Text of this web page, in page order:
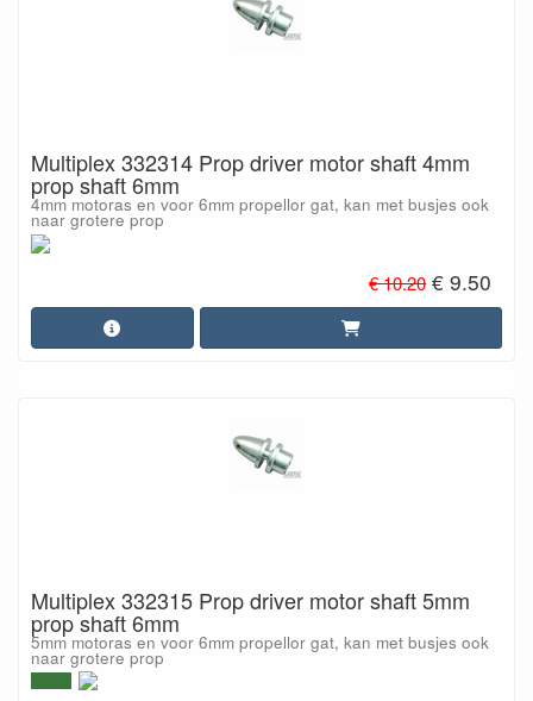
Multiplex 332314 Prop driver motor shaft 4mm
prop shaft 6mm
4mm motoras en voor 6mm propellor gat, kan met busjes ook
naar grotere prop
€ 10.20 € 9.50
Multiplex 332315 Prop driver motor shaft 5mm
prop shaft 6mm
5mm motoras en voor 6mm propellor gat, kan met busjes ook
naar grotere prop